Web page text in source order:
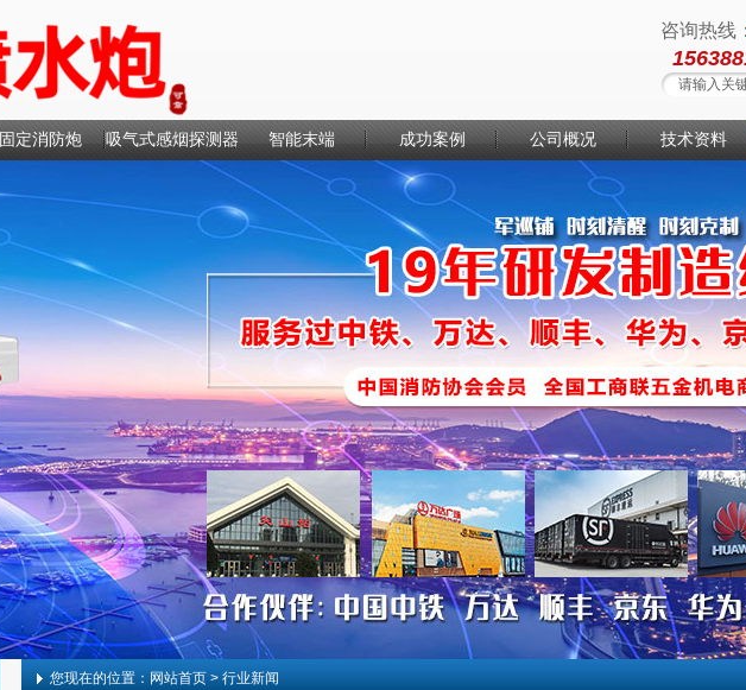
咨询热线
固定消防炮 吸气式感烟探测器 智能末端 成功案例 公司概况 技术资料
您现在的位置： 网站首页> 行业新闻